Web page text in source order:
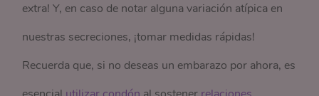
extra! Y, en caso de notar alguna variación atípica en
nuestras secreciones, ¡tomar medidas rápidas!
Recuerda que, si no deseas un embarazo por ahora, es